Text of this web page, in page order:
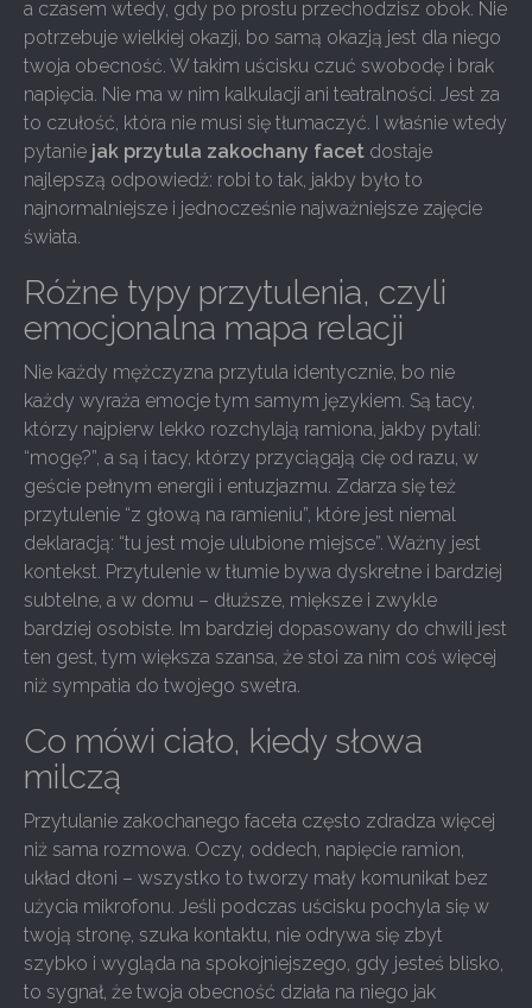
a czasem wtedy, gdy po prostu przechodzisz obok. Nie
potrzebuje wielkiej okazji, bo samą okazją jest dla niego
twoja obecność. W takim uścisku czuć swobodę i brak
napięcia. Nie ma w nim kalkulacji ani teatralności. Jest za
to czułość, która nie musi się tłumaczyć. I właśnie wtedy
pytanie jak przytula zakochany facet dostaje
najlepszą odpowiedź: robi to tak, jakby było to
najnormalniejsze i jednocześnie najważniejsze zajęcie
świata.
Różne typy przytulenia, czyli
emocjonalna mapa relacji
Nie każdy mężczyzna przytula identycznie, bo nie
każdy wyraża emocje tym samym językiem. Są tacy,
którzy najpierw lekko rozchylają ramiona, jakby pytali:
“mogę?”, a są i tacy, którzy przyciągają cię od razu, w
geście pełnym energii i entuzjazmu. Zdarza się też
przytulenie “z głową na ramieniu”, które jest niemal
deklaracją: “tu jest moje ulubione miejsce”. Ważny jest
kontekst. Przytulenie w tłumie bywa dyskretne i bardziej
subtelne, a w domu – dłuższe, miększe i zwykle
bardziej osobiste. Im bardziej dopasowany do chwili jest
ten gest, tym większa szansa, że stoi za nim coś więcej
niż sympatia do twojego swetra.
Co mówi ciało, kiedy słowa
milczą
Przytulanie zakochanego faceta często zdradza więcej
niż sama rozmowa. Oczy, oddech, napięcie ramion,
układ dłoni – wszystko to tworzy mały komunikat bez
użycia mikrofonu. Jeśli podczas uścisku pochyla się w
twoją stronę, szuka kontaktu, nie odrywa się zbyt
szybko i wygląda na spokojniejszego, gdy jesteś blisko,
to sygnał, że twoja obecność działa na niego jak